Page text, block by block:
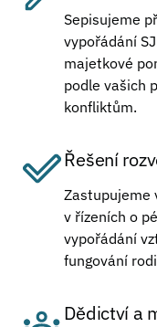
Sepisujeme
vypořádání
majetkové
podle vašich
konfliktům.
Řešení
Zastupujeme
v řízeních o
vypořádání
fungování
Dědictví a